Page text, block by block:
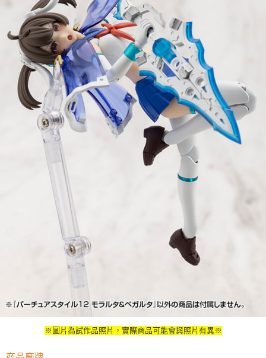
※圖片為試作品照片，實際商品可能會與照片有異※